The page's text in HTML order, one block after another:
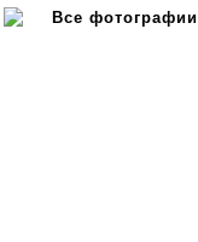
Все фотографии